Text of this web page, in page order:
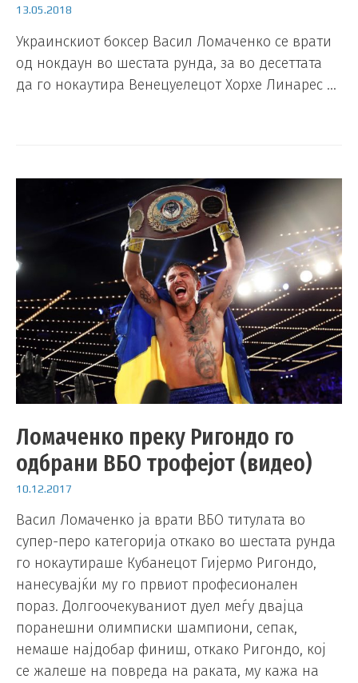
13.05.2018
Украинскиот боксер Васил Ломаченко се врати
од нокдаун во шестата рунда, за во десеттата
да го нокаутира Венецуелецот Хорхе Линарес …
Ломаченко преку Ригондо го
одбрани ВБО трофејот (видео)
10.12.2017
Васил Ломаченко ја врати ВБО титулата во
супер-перо категорија откако во шестата рунда
го нокаутираше Кубанецот Гијермо Ригондо,
нанесувајќи му го првиот професионален
пораз. Долгоочекуваниот дуел меѓу двајца
поранешни олимписки шампиони, сепак,
немаше најдобар финиш, откако Ригондо, кој
се жалеше на повреда на раката, му кажа на